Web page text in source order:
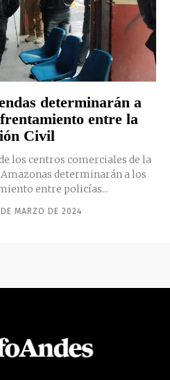
determinarán a
entre la
Civil
los centros comerciales de la
determinarán a los
entre policías...
MARZO DE 2024